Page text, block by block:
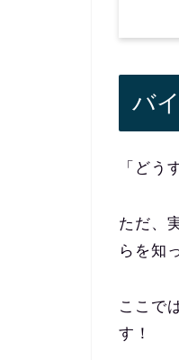
バ
「どう
ただ、
らを知
ここで
す！